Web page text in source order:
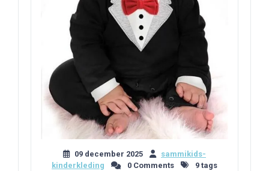
09 december 2025
sammikids-
kinderkleding
0 Comments 9 tags